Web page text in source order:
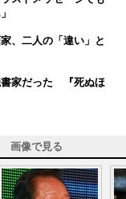
、二人の「違い」と
書家だった 『死ぬほ
画像で見る